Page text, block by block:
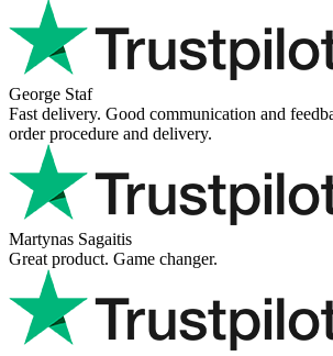
George Staf
Fast delivery. Good communication and
order procedure and delivery.
Martynas Sagaitis
Great product. Game changer.